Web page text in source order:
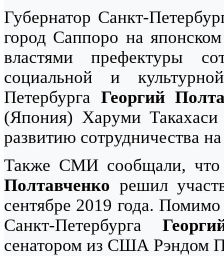
Губернатор Санкт-
город Саппоро на
властями префектуры
социальной и
Петербурга Георгий
(Япония) Харуми
развитию сотрудничества
Также СМИ сообщали, что
Полтавченко решил
сентябре 2019 года.
Санкт-Петербурга
сенатором из США Рэндом